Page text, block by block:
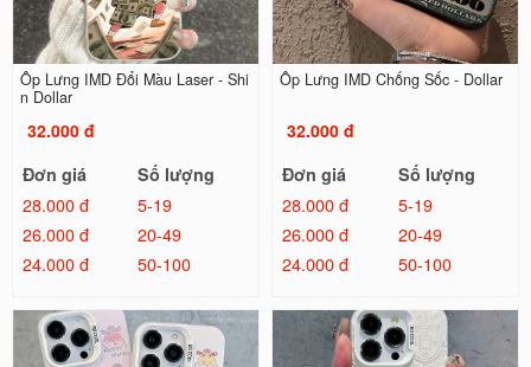
Ốp Lưng IMD Đổi Màu Laser - Shi
n Dollar
32.000 đ
Đơn giá
Số lượng
28.000 đ
5-19
26.000 đ
20-49
24.000 đ
50-100
Ốp Lưng IMD Chống Sốc - Dollar
32.000 đ
Đơn giá
Số lượng
28.000 đ
5-19
26.000 đ
20-49
24.000 đ
50-100